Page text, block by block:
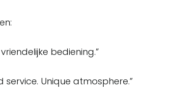
bediening.”
Unique atmosphere.”